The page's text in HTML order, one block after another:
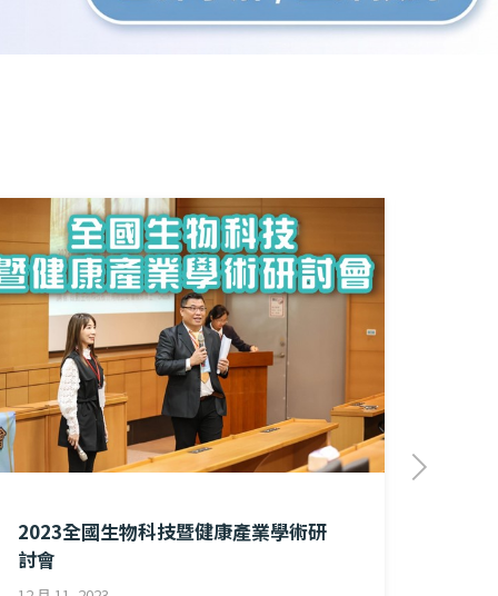
2023全國生物科技暨健康產業學術研
討會